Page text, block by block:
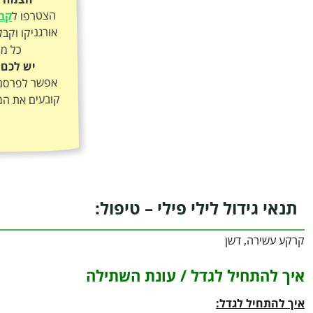
הצטרפו ל
כל
יש לכם
אפשר
קובעים את
תנאי גידול לילי פילי – טיפול:
קרקע עשירה, דשן
איך להתחיל לגדל / עונת השתילה
איך להתחיל לגדל: